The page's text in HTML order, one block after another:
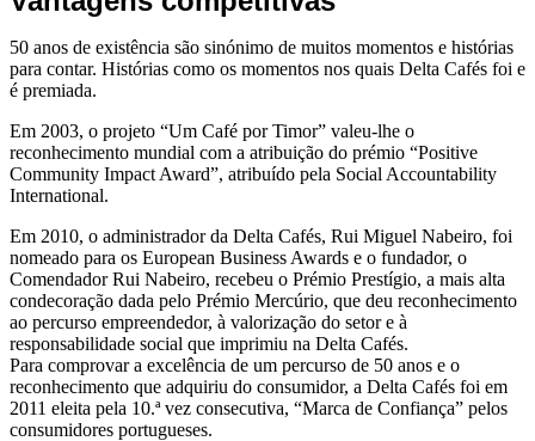
50 anos de existência são sinónimo de muitos momentos e histórias
para contar. Histórias como os momentos nos quais Delta Cafés foi e
é premiada.
Em 2003, o projeto “Um Café por Timor” valeu-lhe o
reconhecimento mundial com a atribuição do prémio “Positive
Community Impact Award”, atribuído pela Social Accountability
International.
Em 2010, o administrador da Delta Cafés, Rui Miguel Nabeiro, foi
nomeado para os European Business Awards e o fundador, o
Comendador Rui Nabeiro, recebeu o Prémio Prestígio, a mais alta
condecoração dada pelo Prémio Mercúrio, que deu reconhecimento
ao percurso empreendedor, à valorização do setor e à
responsabilidade social que imprimiu na Delta Cafés.
Para comprovar a excelência de um percurso de 50 anos e o
reconhecimento que adquiriu do consumidor, a Delta Cafés foi em
2011 eleita pela 10.ª vez consecutiva, “Marca de Confiança” pelos
consumidores portugueses.